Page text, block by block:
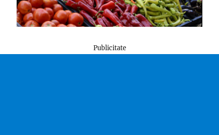
Publicitate